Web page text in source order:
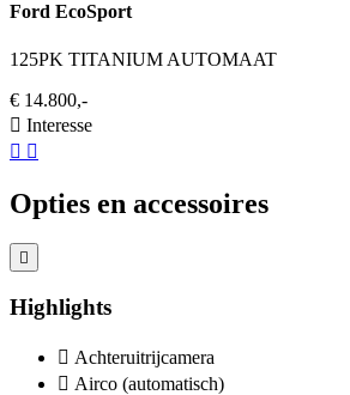
Ford EcoSport
125PK TITANIUM AUTOMAAT
€ 14.800,-
Interesse
Opties en accessoires
Highlights
Achteruitrijcamera
Airco (automatisch)